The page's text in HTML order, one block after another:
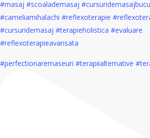
#perfectionaremaseuri #terapiialternative